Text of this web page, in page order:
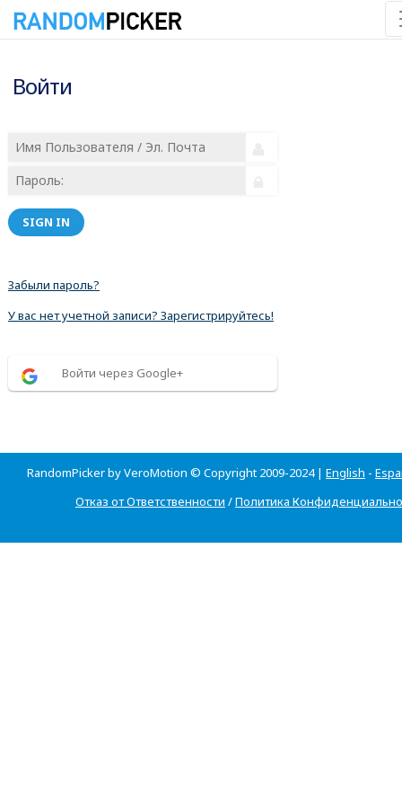
Войти
SIGN IN
Забыли пароль?
У вас нет учетной записи? Зарегистрируйтесь!
Войти через Google+
RandomPicker by VeroMotion © Copyright 2009-2024 | English -
Отказ от Ответственности /Политика